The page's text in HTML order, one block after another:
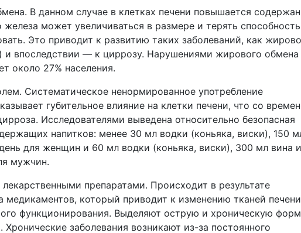
В данном случае в клетках печени повышается
может увеличиваться в размере и терять способность
Это приводит к развитию таких заболеваний, как
и впоследствии — к циррозу. Нарушениями жирового обмена
около 27% населения.
Систематическое ненормированное употребление
губительное влияние на клетки печени, что со
Исследователями выведена относительно безопасная
напитков: менее 30 мл водки (коньяка, виски), 150
для женщин и 60 мл водки (коньяка, виски), 300 мл вина
мужчин.
препаратами. Происходит в результате
медикаментов, который приводит к изменению тканей
функционирования. Выделяют острую и хроническую
заболевания возникают из-за постоянного